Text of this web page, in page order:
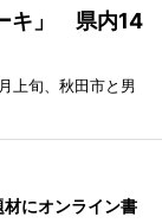
キ」 県内14
上旬、秋田市と男
にオンライン書